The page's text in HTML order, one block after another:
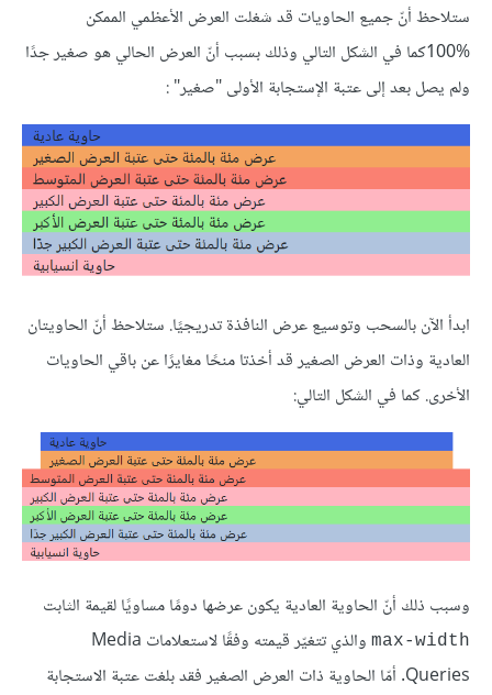
100%كما في الشكل التالي وذلك بسبب أنّ العرض الحالي هو صغير جدًا
ولم يصل بعد إلى عتبة الإستجابة الأولى "صغير" :
ابدأ الآن بالسحب وتوسيع عرض النافذة تدريجيًا. ستلاحظ أنّ الحاويتان
العادية وذات العرض الصغير قد أخذتا منحًا مغايرًا عن باقي الحاويات
الأخرى. كما في الشكل التالي:
وسبب ذلك أنّ الحاوية العادية يكون عرضها دومًا مساويًا لقيمة الثابت
max-width
والذي تتغيّر قيمته وفقًا لاستعلامات Media
Queries. أمّا الحاوية ذات العرض الصغير فقد بلغت عتبة الاستجابة